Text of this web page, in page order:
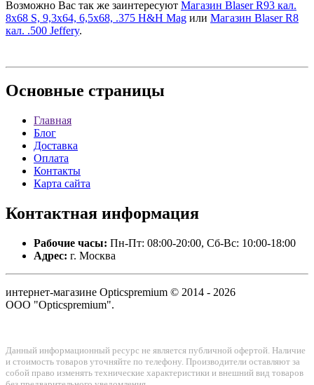
Возможно Вас так же заинтересуют Магазин Blaser R93 кал.
8x68 S, 9,3x64, 6,5x68, .375 H&H Mag или Магазин Blaser R8
кал. .500 Jeffery.
Основные страницы
Главная
Блог
Доставка
Оплата
Контакты
Карта сайта
Контактная информация
Рабочие часы: Пн-Пт: 08:00-20:00, Сб-Вс: 10:00-18:00
Адрес: г. Москва
интернет-магазине Opticspremium © 2014 - 2026
ООО "Opticspremium".
Данный информационный ресурс не является публичной офертой. Наличие
и стоимость товаров уточняйте по телефону. Производители оставляют за
собой право изменять технические характеристики и внешний вид товаров